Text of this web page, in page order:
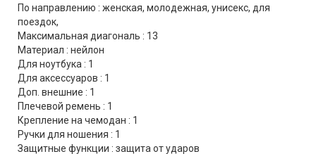
По направлению : женская, молодежная, унисекс, для
поездок,
Максимальная диагональ : 13
Материал : нейлон
Для ноутбука : 1
Для аксессуаров : 1
Доп. внешние : 1
Плечевой ремень : 1
Крепление на чемодан : 1
Ручки для ношения : 1
Защитные функции : защита от ударов